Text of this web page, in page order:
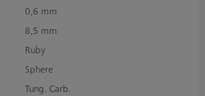
0,6 mm
8,5 mm
Ruby
Sphere
Tung. Carb.